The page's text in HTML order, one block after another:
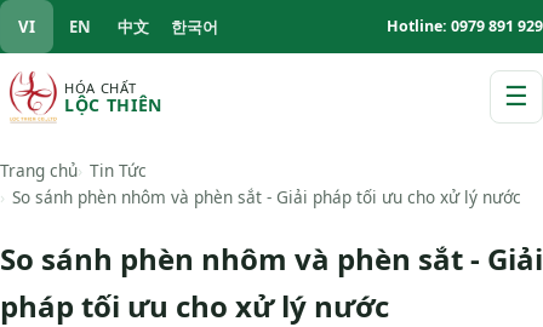
VI EN 中文 한국어 Hotline: 0979 891 929
HÓA CHẤT
LỘC THIÊN ☰
Trang chủ Tin Tức
So sánh phèn nhôm và phèn sắt - Giải pháp tối ưu cho xử lý nước
So sánh phèn nhôm và phèn sắt - Giải
pháp tối ưu cho xử lý nước